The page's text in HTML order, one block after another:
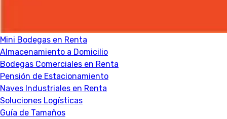
Mini Bodegas en Renta
Almacenamiento a Domicilio
Bodegas Comerciales en Renta
Pensión de Estacionamiento
Naves Industriales en Renta
Soluciones Logísticas
Guía de Tamaños